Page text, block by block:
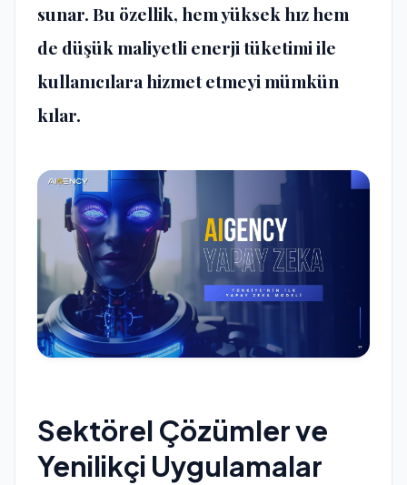
sunar. Bu özellik, hem yüksek hız hem
de düşük maliyetli enerji tüketimi ile
kullanıcılara hizmet etmeyi mümkün
kılar​​.
Sektörel Çözümler ve
Yenilikçi Uygulamalar